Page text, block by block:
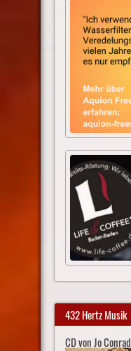
432 Hertz Musik
CD von Jo Conrad